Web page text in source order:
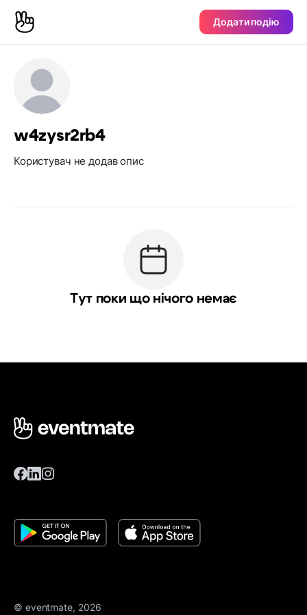
Додати подію
w4zysr2rb4
Користувач не додав опис
Тут поки що нічого немає
© eventmate, 2026